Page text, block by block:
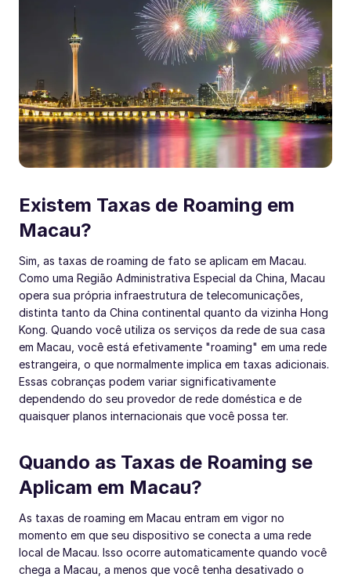
Existem Taxas de Roaming em
Macau?
Sim, as taxas de roaming de fato se aplicam em Macau.
Como uma Região Administrativa Especial da China, Macau
opera sua própria infraestrutura de telecomunicações,
distinta tanto da China continental quanto da vizinha Hong
Kong. Quando você utiliza os serviços da rede de sua casa
em Macau, você está efetivamente "roaming" em uma rede
estrangeira, o que normalmente implica em taxas adicionais.
Essas cobranças podem variar significativamente
dependendo do seu provedor de rede doméstica e de
quaisquer planos internacionais que você possa ter.
Quando as Taxas de Roaming se
Aplicam em Macau?
As taxas de roaming em Macau entram em vigor no
momento em que seu dispositivo se conecta a uma rede
local de Macau. Isso ocorre automaticamente quando você
chega a Macau, a menos que você tenha desativado o